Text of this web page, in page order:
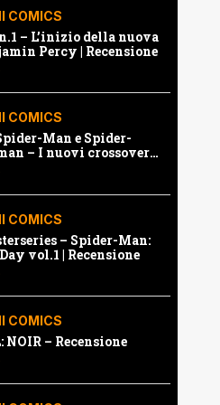
COMICS
– L’inizio della nuova
Percy | Recensione
COMICS
Man e Spider-
– I nuovi crossover
Recensione
COMICS
– Spider-Man:
vol.1 | Recensione
COMICS
NOIR – Recensione